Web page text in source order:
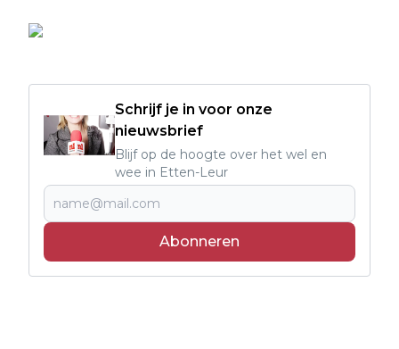
Schrijf je in voor onze
nieuwsbrief
Blijf op de hoogte over het wel en
wee in Etten-Leur
Abonneren